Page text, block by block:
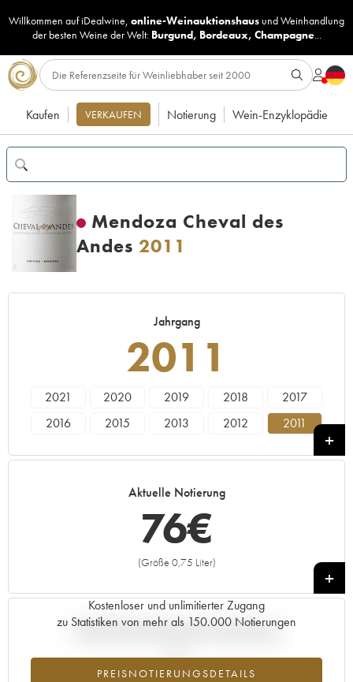
Willkommen auf iDealwine, online-Weinauktionshaus undWeinhandlung
der besten Weine der Welt: Burgund, Bordeaux, Champagne...
Kaufen VERKAUFEN Notierung Wein-Enzyklopädie
Mendoza Cheval des
Andes 2011
Jahrgang
2011
2021 2020 2019 2018
2017
2016
2015 2013 2012
2011
Aktuelle Notierung
76€
(Größe 0,75 Liter)
+
Kostenloser und unlimitierter Zugang
zu Statistiken von mehr als 150.000 Notierungen
PREISNOTIERUNGSDETAILS
Aktuelle Entwicklung der Preisnotierung